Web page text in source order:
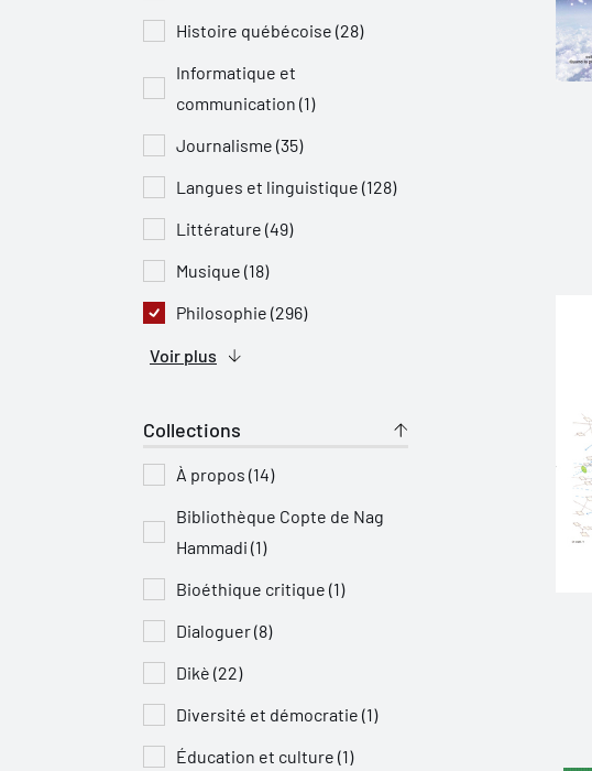
Histoire québécoise (28)
Informatique et
communication (1)
Journalisme (35)
Langues et linguistique (128)
Littérature (49)
Musique (18)
Philosophie (296)
Voir plus
Collections
À propos (14)
Bibliothèque Copte de Nag
Hammadi (1)
Bioéthique critique (1)
Dialoguer (8)
Dikè (22)
Diversité et démocratie (1)
Éducation et culture (1)